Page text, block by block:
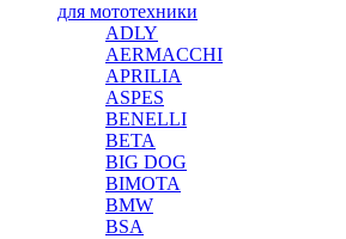
для мототехники
ADLY
AERMACCHI
APRILIA
ASPES
BENELLI
BETA
BIG DOG
BIMOTA
BMW
BSA